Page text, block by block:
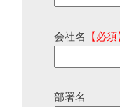
会社名 【必須
部署名